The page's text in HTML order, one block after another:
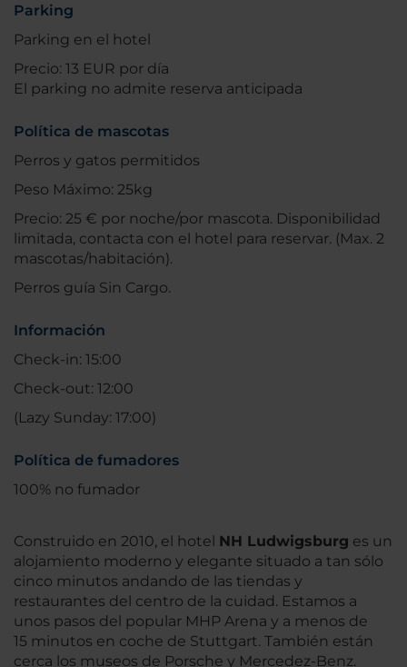
Parking
Parking en el hotel
Precio: 13 EUR por día
El parking no admite reserva anticipada
Política de mascotas
Perros y gatos permitidos
Peso Máximo: 25kg
Precio: 25 € por noche/por mascota. Disponibilidad
limitada, contacta con el hotel para reservar. (Max. 2
mascotas/habitación).
Perros guía Sin Cargo.
Información
Check-in: 15:00
Check-out: 12:00
(Lazy Sunday: 17:00)
Política de fumadores
100% no fumador
Construido en 2010, el hotel NH Ludwigsburg es un
alojamiento moderno y elegante situado a tan sólo
cinco minutos andando de las tiendas y
restaurantes del centro de la cuidad. Estamos a
unos pasos del popular MHP Arena y a menos de
15 minutos en coche de Stuttgart. También están
cerca los museos de Porsche y Mercedez-Benz.